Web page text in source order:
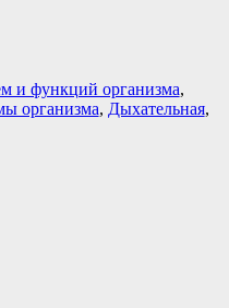
и функций организма,
организма, Дыхательная,